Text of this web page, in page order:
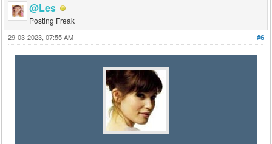
@Les
Posting Freak
#6
29-03-2023, 07:55 AM